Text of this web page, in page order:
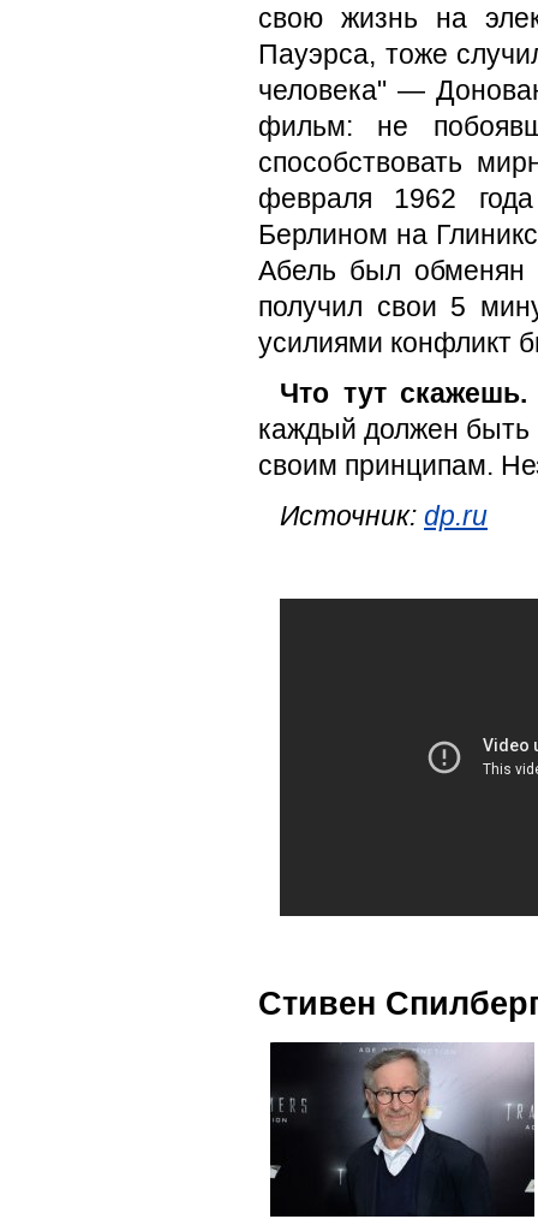
свою жизнь на
Пауэрса, тоже
человека" —
фильм: не
способствовать
февраля 1962
Берлином на
Абель был обменян
получил свои 5
усилиями конфликт
Что тут скажешь.
каждый должен быть
своим принципам.
Источник: dp.ru
Стивен